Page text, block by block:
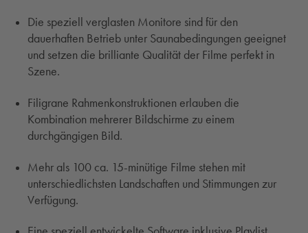
Die speziell verglasten Monitore sind für den
dauerhaften Betrieb unter Saunabedingungen geeignet
und setzen die brilliante Qualität der Filme perfekt in
Szene.
Filigrane Rahmenkonstruktionen erlauben die
Kombination mehrerer Bildschirme zu einem
durchgängigen Bild.
Mehr als 100 ca. 15-minütige Filme stehen mit
unterschiedlichsten Landschaften und Stimmungen zur
Verfügung.